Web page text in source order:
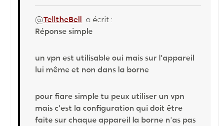
@TelltheBell a écrit :
Réponse simple
un vpn est utilisable oui mais sur l'appareil
lui même et non dans la borne
pour fiare simple tu peux utiliser un vpn
mais c'est la configuration qui doit être
faite sur chaque appareil la borne n'as pas